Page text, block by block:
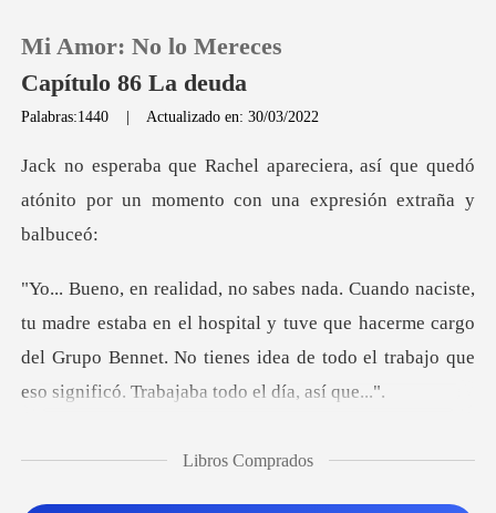
0
Recargar
Historia
Salir
Mi Amor: No lo Mereces
Capítulo 86 La deuda
Palabras:1440 | Actualizado en: 30/03/2022
, así que quedó
atónito por un momento
en el hospital y tuve que hacerme cargo
del Grupo Bennet. No tienes idea
Libros Comprados